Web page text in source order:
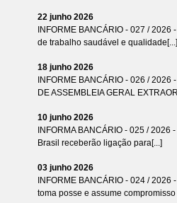
22 junho 2026
INFORME BANCÁRIO - 027 / 2026
de trabalho saudável e qualidade[...]
18 junho 2026
INFORME BANCÁRIO - 026 / 2026
DE ASSEMBLEIA GERAL
10 junho 2026
INFORMA BANCÁRIO - 025 /
Brasil receberão ligação para[...]
03 junho 2026
INFORME BANCÁRIO - 024 / 2026
toma posse e assume compromisso